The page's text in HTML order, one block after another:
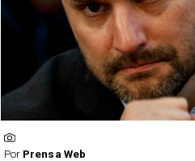
Por Prensa Web